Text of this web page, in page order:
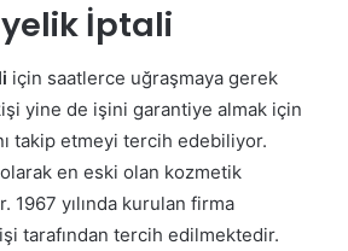
İptali
için saatlerce uğraşmaya gerek
yine de işini garantiye almak için
takip etmeyi tercih edebiliyor.
en eski olan kozmetik
1967 yılında kurulan firma
tarafından tercih edilmektedir.